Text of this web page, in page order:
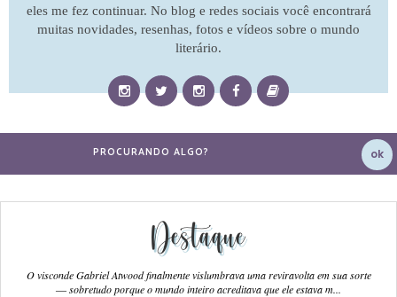
eles me fez continuar. No blog e redes sociais você encontrará
muitas novidades, resenhas, fotos e vídeos sobre o mundo
literário.
Destaque
O visconde Gabriel Atwood finalmente vislumbrava uma reviravolta em sua sorte
― sobretudo porque o mundo inteiro acreditava que ele estava m...